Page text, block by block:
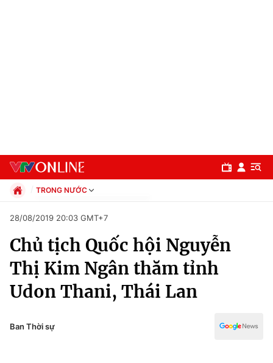
Chuyên mục
Chính trị
TRONG NƯỚC
Xã hội
Pháp luật
Kinh tế
Thể thao
Truyền hình
Đời sống
28/08/2019 20:03 GMT+7
Chủ tịch Quốc hội Nguyễn
Thị Kim Ngân thăm tỉnh
Udon Thani, Thái Lan
Ban Thời sự